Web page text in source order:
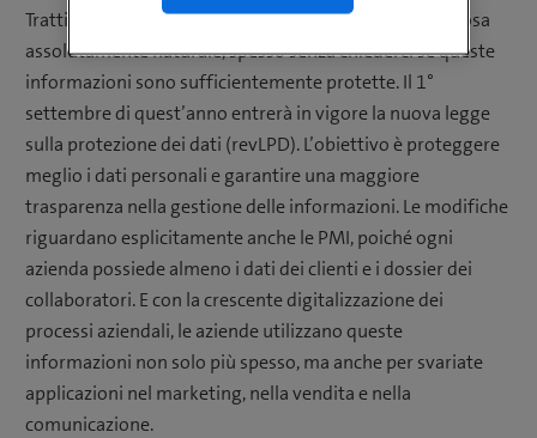
Trattiamo informazioni personali come se fosse una cosa
assolutamente naturale, spesso senza chiederci se queste
informazioni sono sufficientemente protette. Il 1°
settembre di quest’anno entrerà in vigore la nuova legge
sulla protezione dei dati (revLPD). L’obiettivo è proteggere
meglio i dati personali e garantire una maggiore
trasparenza nella gestione delle informazioni. Le modifiche
riguardano esplicitamente anche le PMI, poiché ogni
azienda possiede almeno i dati dei clienti e i dossier dei
collaboratori. E con la crescente digitalizzazione dei
processi aziendali, le aziende utilizzano queste
informazioni non solo più spesso, ma anche per svariate
applicazioni nel marketing, nella vendita e nella
comunicazione.